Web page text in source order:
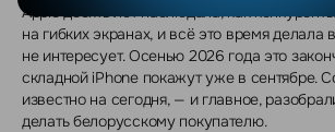
Apple десять лет наблюдала, как
на гибких экранах, и всё это время делала
не интересует. Осенью 2026 года это
складной iPhone покажут уже в сентябре.
известно на сегодня, — и главное,
делать белорусскому покупателю.